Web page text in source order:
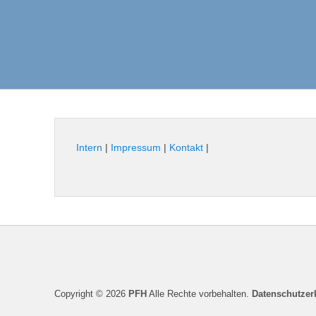
Intern | Impressum | Kontakt |
Seitenfuß-
Copyright © 2026 PFH Alle Rechte vorbehalten.